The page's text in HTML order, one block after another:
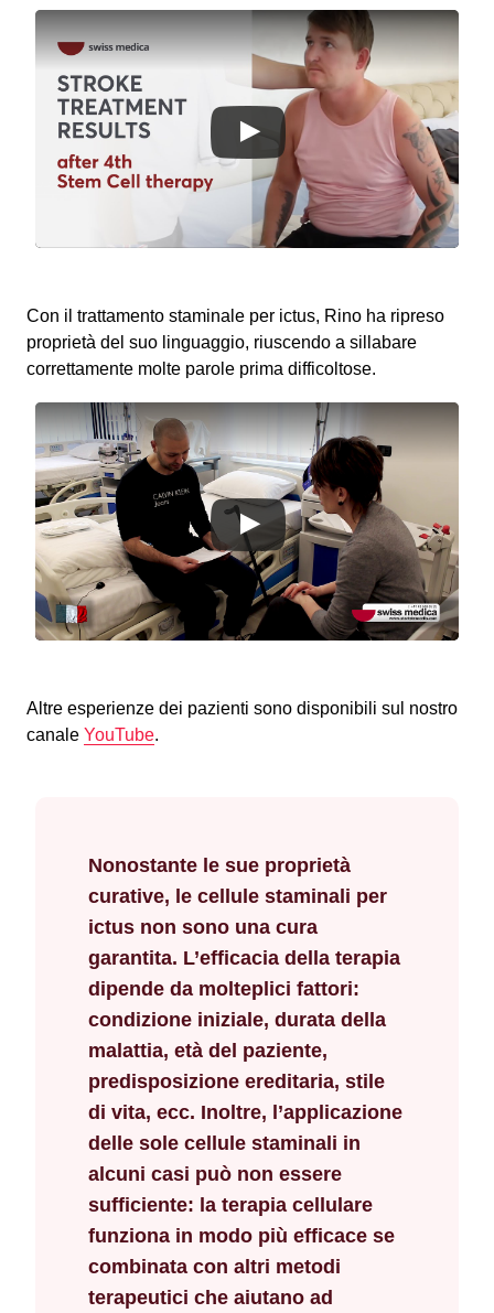
Con il trattamento staminale per ictus, Rino ha ripreso
proprietà del suo linguaggio, riuscendo a sillabare
correttamente molte parole prima difficoltose.
Altre esperienze dei pazienti sono disponibili sul nostro
canale YouTube.
Nonostante le sue proprietà
curative, le cellule staminali per
ictus non sono una cura
garantita. L’efficacia della terapia
dipende da molteplici fattori:
condizione iniziale, durata della
malattia, età del paziente,
predisposizione ereditaria, stile
di vita, ecc. Inoltre, l’applicazione
delle sole cellule staminali in
alcuni casi può non essere
sufficiente: la terapia cellulare
funziona in modo più efficace se
combinata con altri metodi
terapeutici che aiutano ad